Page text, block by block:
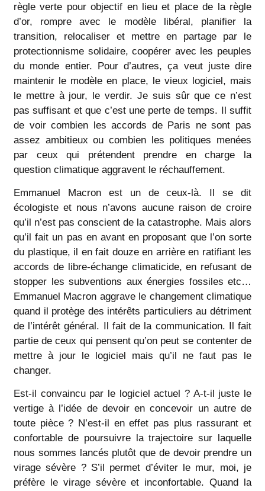
règle verte pour objectif en lieu et place de la règle
d’or, rompre avec le modèle libéral, planifier la
transition, relocaliser et mettre en partage par le
protectionnisme solidaire, coopérer avec les peuples
du monde entier. Pour d’autres, ça veut juste dire
maintenir le modèle en place, le vieux logiciel, mais
le mettre à jour, le verdir. Je suis sûr que ce n’est
pas suffisant et que c’est une perte de temps. Il suffit
de voir combien les accords de Paris ne sont pas
assez ambitieux ou combien les politiques menées
par ceux qui prétendent prendre en charge la
question climatique aggravent le réchauffement.
Emmanuel Macron est un de ceux-là. Il se dit
écologiste et nous n’avons aucune raison de croire
qu’il n’est pas conscient de la catastrophe. Mais alors
qu’il fait un pas en avant en proposant que l’on sorte
du plastique, il en fait douze en arrière en ratifiant les
accords de libre-échange climaticide, en refusant de
stopper les subventions aux énergies fossiles etc…
Emmanuel Macron aggrave le changement climatique
quand il protège des intérêts particuliers au détriment
de l’intérêt général. Il fait de la communication. Il fait
partie de ceux qui pensent qu’on peut se contenter de
mettre à jour le logiciel mais qu’il ne faut pas le
changer.
Est-il convaincu par le logiciel actuel ? A-t-il juste le
vertige à l’idée de devoir en concevoir un autre de
toute pièce ? N’est-il en effet pas plus rassurant et
confortable de poursuivre la trajectoire sur laquelle
nous sommes lancés plutôt que de devoir prendre un
virage sévère ? S’il permet d’éviter le mur, moi, je
préfère le virage sévère et inconfortable. Quand la